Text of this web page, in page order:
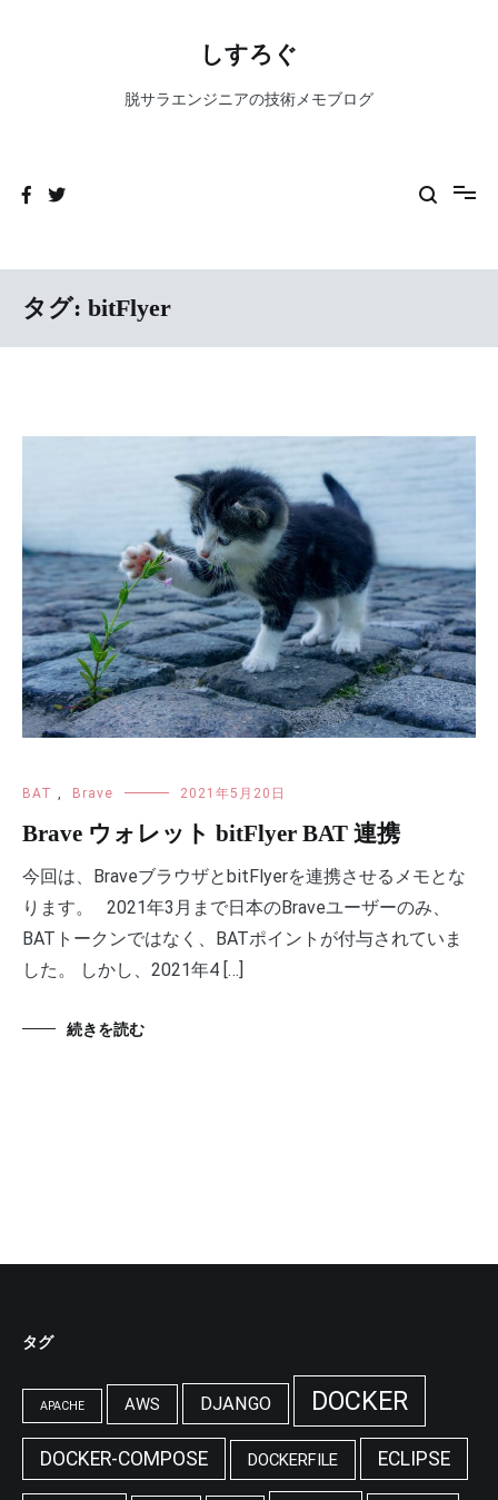
しすろぐ
脱サラエンジニアの技術メモブログ
タグ: bitFlyer
BAT , Brave 2021年5月20日
Brave ウォレット bitFlyer BAT 連携
今回は、BraveブラウザとbitFlyerを連携させるメモとな
ります。 2021年3月まで日本のBraveユーザーのみ、
BATトークンではなく、BATポイントが付与されていま
した。 しかし、2021年4 […]
続きを読む
タグ
APACHE AWS DJANGO DOCKER
DOCKER-COMPOSE DOCKERFILE ECLIPSE